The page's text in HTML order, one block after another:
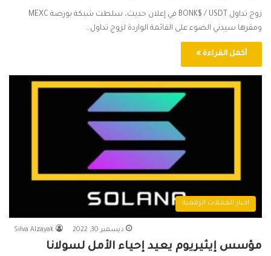
زوج تداول BONK$ / USDT في إعلان حديث، سلطت شبكة بورصة MEXC
ومقرها سيدني الضوء على القائمة الواردة لزوج تداول…
أكمل القراءة »
اخبار العملات الرقمية
Silva Alzayak ديسمبر 30, 2022
مؤسس إيثيريوم يعيد إحياء الأمل لسولانا